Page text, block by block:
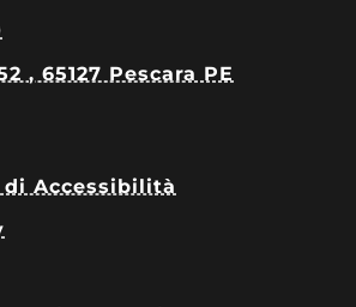
, 65127 Pescara PE
Accessibilità